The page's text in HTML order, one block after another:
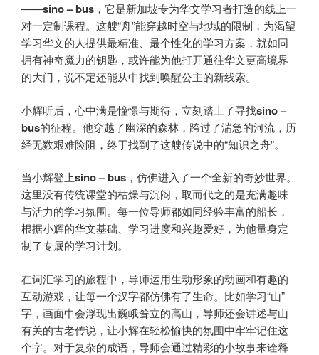
——sino –bus ，它是新加坡专为华文学习者打造的线上一
对一定制课程。这艘“舟”能穿越时空与地域的限制，为渴望
学习华文的人提供最精准、最个性化的学习方案，就如同
拥有神奇魔力的钥匙，或许能为他打开通往华文更高境界
的大门，说不定还能从中找到唤醒公主的新线索。
小辉听后，心中满是憧憬与期待，立刻踏上了寻找sino –
bus的征程。他穿越了幽深的森林，跨过了湍急的河流，历
经无数艰难险阻，终于找到了这艘传说中的“知识之舟”。
当小辉登上sino –bus ，仿佛进入了一个全新的奇妙世界。
这里没有传统课堂的枯燥与沉闷，取而代之的是充满趣味
与活力的学习氛围。每一位导师都如同经验丰富的船长，
根据小辉的华文基础、学习进度和兴趣爱好，为他量身定
制了专属的学习计划。
在词汇学习的旅程中，导师运用生动形象的动画和有趣的
互动游戏，让每一个汉字都仿佛有了生命。比如学习“山”
字，画面中会浮现出巍峨耸立的高山，导师还会讲述与山
有关的古老传说，让小辉在轻松愉快的氛围中牢牢记住这
个字。对于复杂的成语，导师会通过精彩的小故事来诠释